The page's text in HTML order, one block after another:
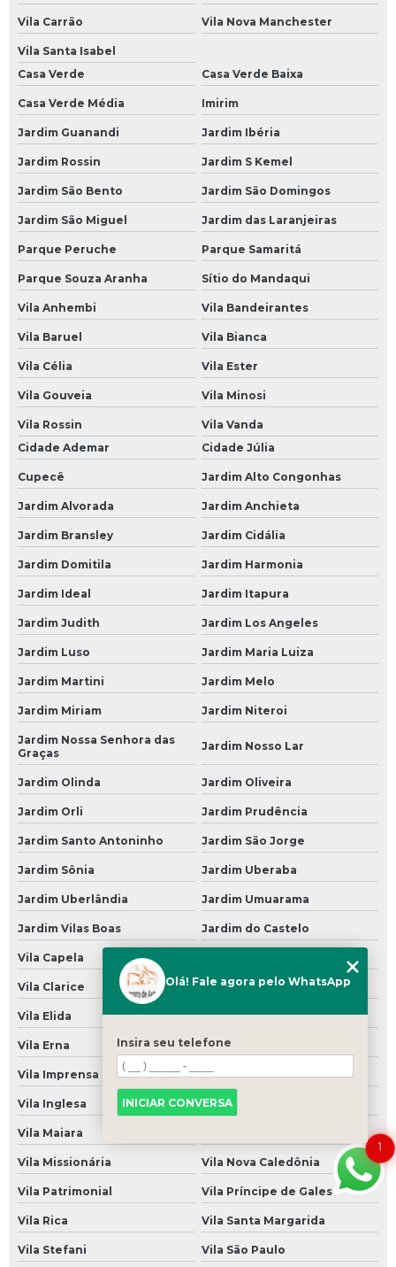
Revisão Veicular
Revisão Veicular em São Paulo
Revisão Veicular em SP
Revisão Veicular na Avenida do Estado
Revisão Veicular na Paulista
Revisão Veicular na Zona Leste
Revisão Veicular na Zona Norte
Revisão Veicular na Zona Oeste
Revisão Veicular na Zona Sul
Revisão Veicular no Morumbi
Suspensão para Carros
Suspensão Carro
Suspensão Carro Antigo
Suspensão Carro de Arrancada
Suspensão Carro de Corrida
Suspensão Carro Francês
Suspensão Carro Importado
Suspensão Carro Manutenção
Suspensão Carro Popular
Suspensão de Carro
Suspensão de Carro Francês
Suspensão de um Carro
Suspensão do Carro
Suspensão Hidráulica Carro
Suspensão Hidráulica Carro Importado
Suspensão Hidráulica de Carro
Suspensão Hidráulica de Carro Importado
Suspensão Hidráulica para Carro
Suspensão Hidráulica para Carro de Luxo
Suspensão Hidráulica para Carro Popular
Suspensão para Carro Antigo
Suspensão para Carro Blindado
Suspensão para Carro de Arrancada
Suspensão para Carro Francês
Suspensão para Carro Popular
Suspensão Pneumática Carro
Suspensão Pneumática de Carro
Suspensão Pneumática para Carro
Vila Carrão Vila Nova Manchester
Vila Santa Isabel
Casa Verde
Casa Verde Baixa
Casa Verde Média Imirim
Jardim Guanandi Jardim Ibéria
Jardim Rossin Jardim S Kemel
Jardim São Bento Jardim São Domingos
Jardim São Miguel Jardim das Laranjeiras
Parque Peruche Parque Samaritá
Parque Souza Aranha Sítio do Mandaqui
Vila Anhembi Vila Bandeirantes
Vila Baruel Vila Bianca
Vila Célia Vila Ester
Vila Gouveia Vila Minosi
Vila Rossin
Vila Vanda
Cidade Ademar
Cidade Júlia
Cupecê Jardim Alto Congonhas
Jardim Alvorada Jardim Anchieta
Jardim Bransley Jardim Cidália
Jardim Domitila Jardim Harmonia
Jardim Ideal Jardim Itapura
Jardim Judith Jardim Los Angeles
Jardim Luso Jardim Maria Luiza
Jardim Martini Jardim Melo
Jardim Miriam Jardim Niteroi
Jardim Nossa Senhora das
Graças
Jardim Nosso Lar
Jardim Olinda Jardim Oliveira
Jardim Orli Jardim Prudência
Jardim Santo Antoninho Jardim São Jorge
Jardim Sônia Jardim Uberaba
Jardim Uberlândia Jardim Umuarama
Jardim Vilas Boas Jardim do Castelo
Vila Capela
Vila Clarice Vila Constança
Vila Elida Vila Ermelinda
Vila Erna Vila Filomena
Vila Imprensa Vila Império
Vila Inglesa Vila Joaniza
Vila Maiara
Vila Missionária Vila Nova Caledônia
Vila Patrimonial Vila Príncipe de Gales
Vila Rica Vila Santa Margarida
Vila Stefani
Vila São Paulo
1
Olá! Fale agora pelo WhatsApp
Insira seu telefone
INICIAR CONVERSA